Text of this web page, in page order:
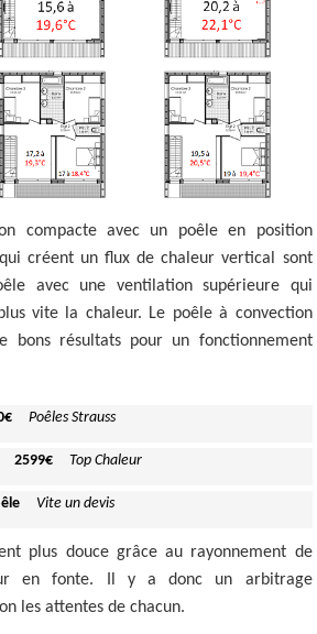
compacte avec un poêle en position
créent un flux de chaleur vertical sont
avec une ventilation supérieure qui
vite la chaleur. Le poêle à convection
bons résultats pour un fonctionnement
Poêles Strauss
2599€ Top Chaleur
Vite un devis
plus douce grâce au rayonnement de
en fonte. Il y a donc un arbitrage
les attentes de chacun.